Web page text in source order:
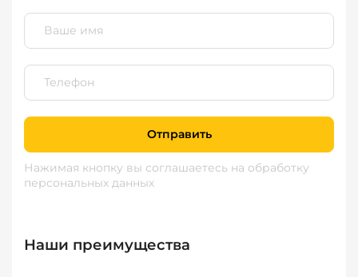
Отправить
Нажимая кнопку вы соглашаетесь на обработку
персональных данных
Наши преимущества